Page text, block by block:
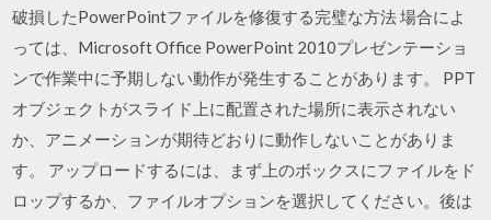
破損したPowerPointファイルを修復する完璧な方法 場合によ
っては、Microsoft Office PowerPoint 2010プレゼンテーショ
ンで作業中に予期しない動作が発生することがあります。 PPT
オブジェクトがスライド上に配置された場所に表示されない
か、アニメーションが期待どおりに動作しないことがありま
す。 アップロードするには、まず上のボックスにファイルをド
ロップするか、ファイルオプションを選択してください。後は